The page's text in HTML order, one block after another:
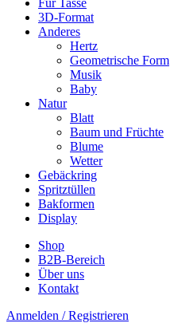
Für Tasse
3D-Format
Anderes
Hertz
Geometrische Form
Musik
Baby
Natur
Blatt
Baum und Früchte
Blume
Wetter
Gebäckring
Spritztüllen
Bakformen
Display
Shop
B2B-Bereich
Über uns
Kontakt
Anmelden / Registrieren